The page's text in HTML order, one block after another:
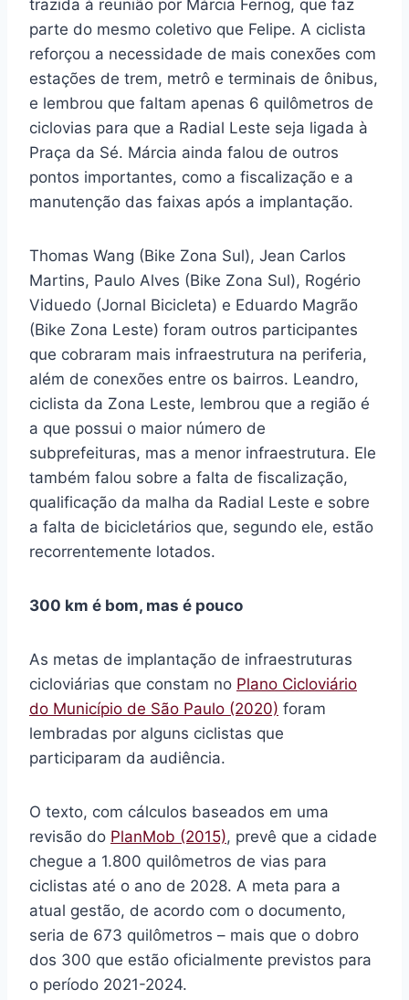
trazida à reunião por Márcia Fernog, que faz
parte do mesmo coletivo que Felipe. A ciclista
reforçou a necessidade de mais conexões com
estações de trem, metrô e terminais de ônibus,
e lembrou que faltam apenas 6 quilômetros de
ciclovias para que a Radial Leste seja ligada à
Praça da Sé. Márcia ainda falou de outros
pontos importantes, como a fiscalização e a
manutenção das faixas após a implantação.
Thomas Wang (Bike Zona Sul), Jean Carlos
Martins, Paulo Alves (Bike Zona Sul), Rogério
Viduedo (Jornal Bicicleta) e Eduardo Magrão
(Bike Zona Leste) foram outros participantes
que cobraram mais infraestrutura na periferia,
além de conexões entre os bairros. Leandro,
ciclista da Zona Leste, lembrou que a região é
a que possui o maior número de
subprefeituras, mas a menor infraestrutura. Ele
também falou sobre a falta de fiscalização,
qualificação da malha da Radial Leste e sobre
a falta de bicicletários que, segundo ele, estão
recorrentemente lotados.
300 km é bom, mas é pouco
As metas de implantação de infraestruturas
cicloviárias que constam no Plano Cicloviário
do Município de São Paulo (2020) foram
lembradas por alguns ciclistas que
participaram da audiência.
O texto, com cálculos baseados em uma
revisão do PlanMob (2015), prevê que a cidade
chegue a 1.800 quilômetros de vias para
ciclistas até o ano de 2028. A meta para a
atual gestão, de acordo com o documento,
seria de 673 quilômetros – mais que o dobro
dos 300 que estão oficialmente previstos para
o período 2021-2024.